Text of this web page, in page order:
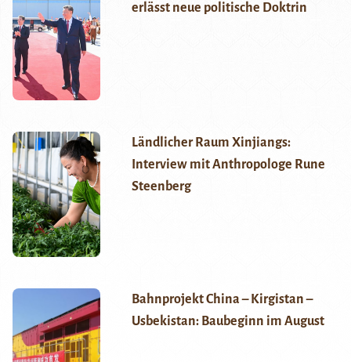
erlässt neue politische Doktrin
Ländlicher Raum Xinjiangs:
Interview mit Anthropologe Rune
Steenberg
Bahnprojekt China – Kirgistan –
Usbekistan: Baubeginn im August